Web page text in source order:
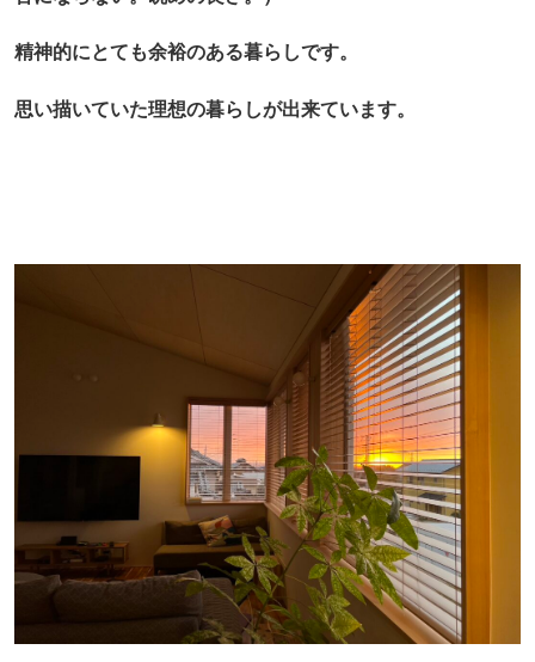
精神的にとても余裕のある暮らしです。
思い描いていた理想の暮らしが出来ています。